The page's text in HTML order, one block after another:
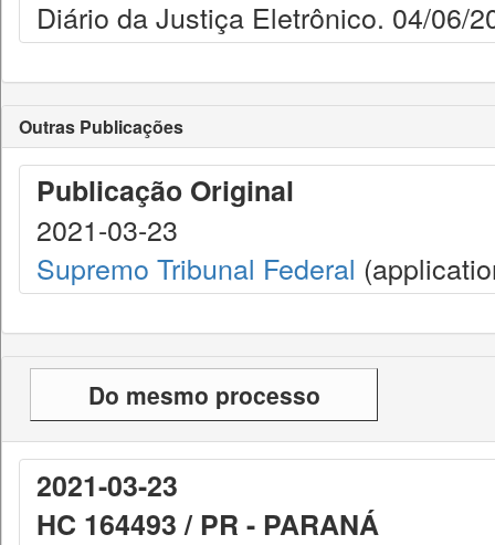
Diário da Justiça Eletrônico. 04/06/
Outras Publicações
Publicação Original
2021-03-23
Supremo Tribunal Federal
Do mesmo processo
2021-03-23
HC 164493 / PR - PARANÁ